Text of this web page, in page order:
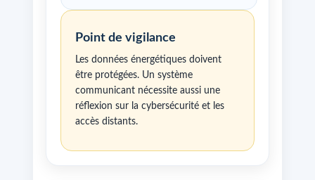
Point de vigilance
Les données énergétiques doivent
être protégées. Un système
communicant nécessite aussi une
réflexion sur la cybersécurité et les
accès distants.